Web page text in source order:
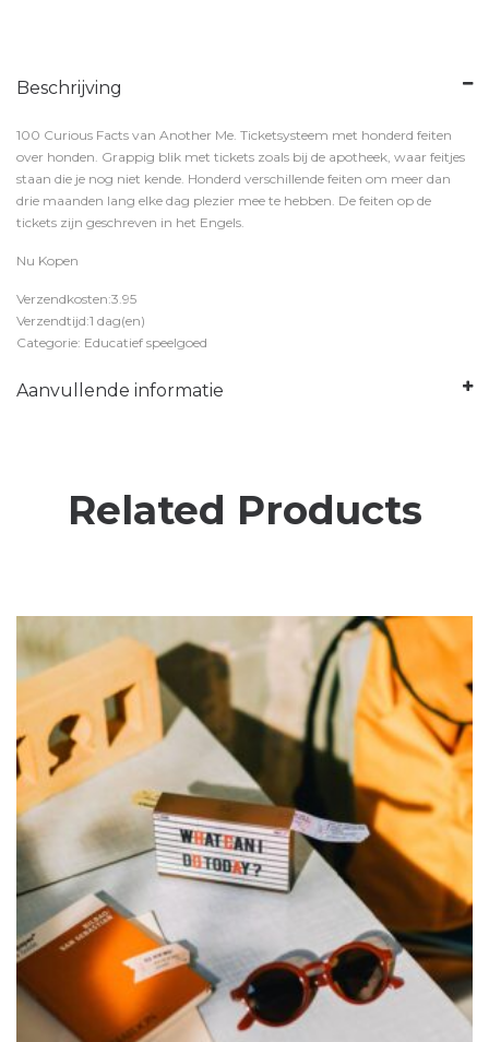
Beschrijving
100 Curious Facts van Another Me. Ticketsysteem met honderd feiten
over honden. Grappig blik met tickets zoals bij de apotheek, waar feitjes
staan die je nog niet kende. Honderd verschillende feiten om meer dan
drie maanden lang elke dag plezier mee te hebben. De feiten op de
tickets zijn geschreven in het Engels.
Nu Kopen
Verzendkosten:3.95
Verzendtijd:1 dag(en)
Categorie: Educatief speelgoed
Aanvullende informatie
Related Products